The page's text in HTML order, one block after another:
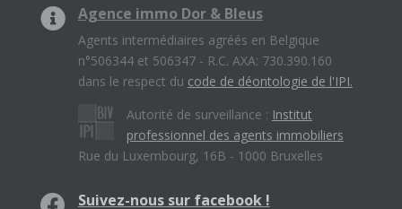
Agence immo Dor & Bleus
Agents intermédiaires agréés en Belgique
n°506344 et 506347 - R.C. AXA: 730.390.160
dans le respect du code de déontologie de l'IPI.
Autorité de surveillance : Institut
professionnel des agents immobiliers
Rue du Luxembourg, 16B - 1000 Bruxelles
Suivez-nous sur facebook !